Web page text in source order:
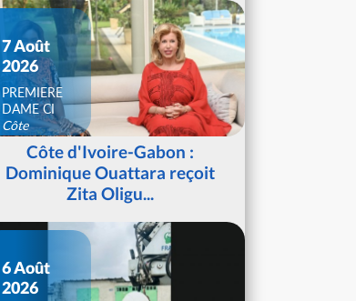
7 Août
2026
PREMIERE
DAME CI
Côte
d'IvoireCôte d'Ivoire-Gabon :
Dominique Ouattara reçoit
Zita Oligu...
6 Août
2026